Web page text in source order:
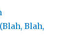
Blah,